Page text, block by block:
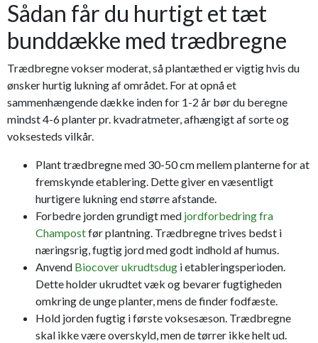
Sådan får du hurtigt et tæt
bunddække med trædbregne
Trædbregne vokser moderat, så plantæthed er vigtig hvis du
ønsker hurtig lukning af området. For at opnå et
sammenhængende dække inden for 1-2 år bør du beregne
mindst 4-6 planter pr. kvadratmeter, afhængigt af sorte og
voksesteds vilkår.
Plant trædbregne med 30-50 cm mellem planterne for at
fremskynde etablering. Dette giver en væsentligt
hurtigere lukning end større afstande.
Forbedre jorden grundigt med jordforbedring fra
Champostfør plantning. Trædbregne trives bedst i
næringsrig, fugtig jord med godt indhold af humus.
Anvend Biocover ukrudtsdug i etableringsperioden.
Dette holder ukrudtet væk og bevarer fugtigheden
omkring de unge planter, mens de finder fodfæste.
Hold jorden fugtig i første voksesæson. Trædbregne
skal ikke være overskyld, men de tørrer ikke helt ud.